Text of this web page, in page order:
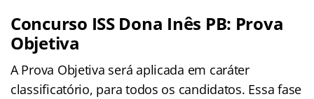
Concurso ISS Dona Inês PB: Prova
Objetiva
A Prova Objetiva será aplicada em caráter
classificatório, para todos os candidatos. Essa fase